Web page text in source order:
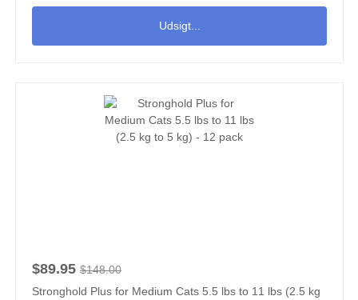
Udsigt...
$89.95 $148.00
Stronghold Plus for Medium Cats 5.5 lbs to 11 lbs (2.5 kg